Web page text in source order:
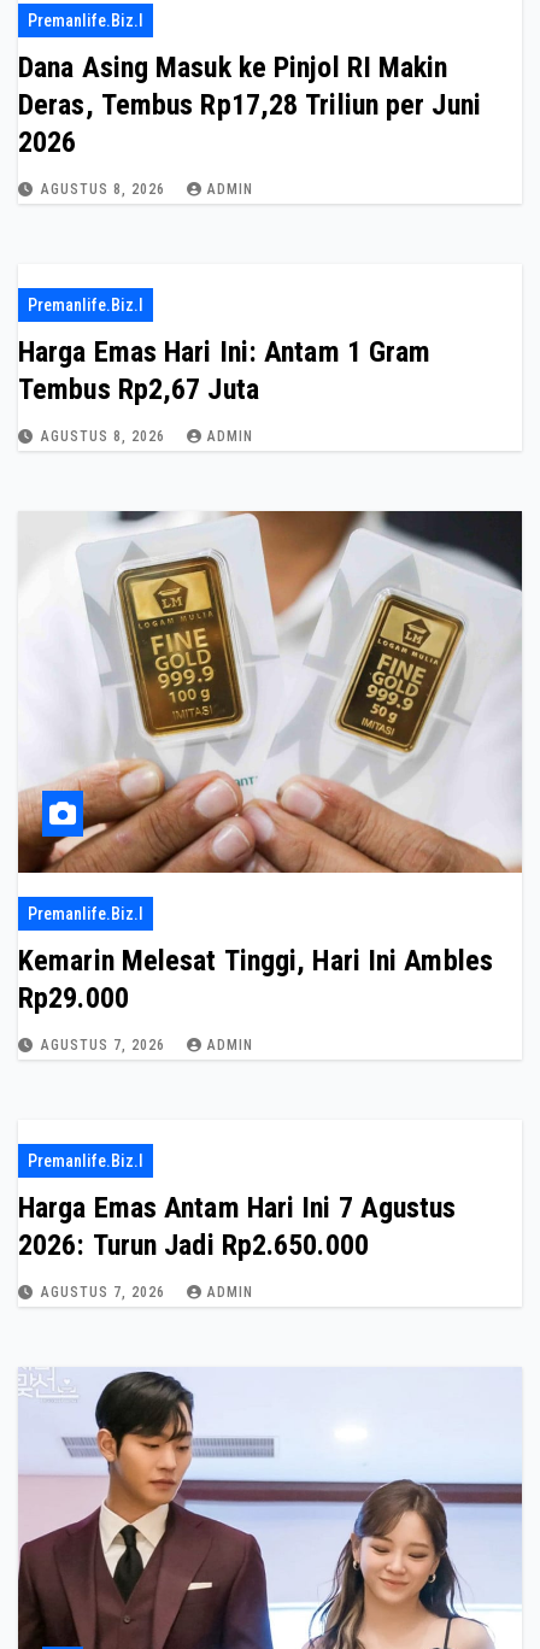
Premanlife.biz.i
Dana Asing Masuk ke Pinjol RI Makin
Deras, Tembus Rp17,28 Triliun per Juni
2026
AGUSTUS 8, 2026 ADMIN
Premanlife.biz.i
Harga Emas Hari Ini: Antam 1 Gram
Tembus Rp2,67 Juta
AGUSTUS 8, 2026 ADMIN
Premanlife.biz.i
Kemarin Melesat Tinggi, Hari Ini Ambles
Rp29.000
AGUSTUS 7, 2026 ADMIN
Premanlife.biz.i
Harga Emas Antam Hari Ini 7 Agustus
2026: Turun Jadi Rp2.650.000
AGUSTUS 7, 2026 ADMIN